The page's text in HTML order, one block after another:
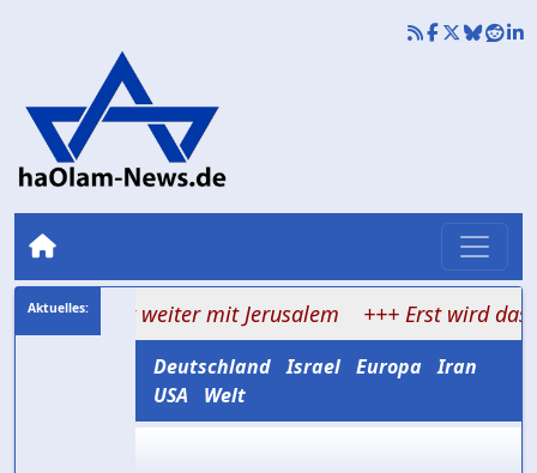
weiter mit Jerusalem +++ Erst wird das Wort
Deutschland Israel Europa Iran
USA
Welt